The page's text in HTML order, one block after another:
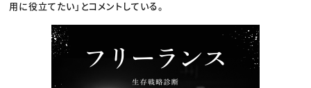
用に役立てたい」とコメントしている。